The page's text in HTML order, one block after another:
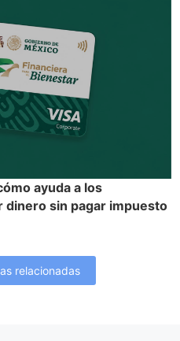
ayuda a los
dinero sin pagar impuesto
relacionadas